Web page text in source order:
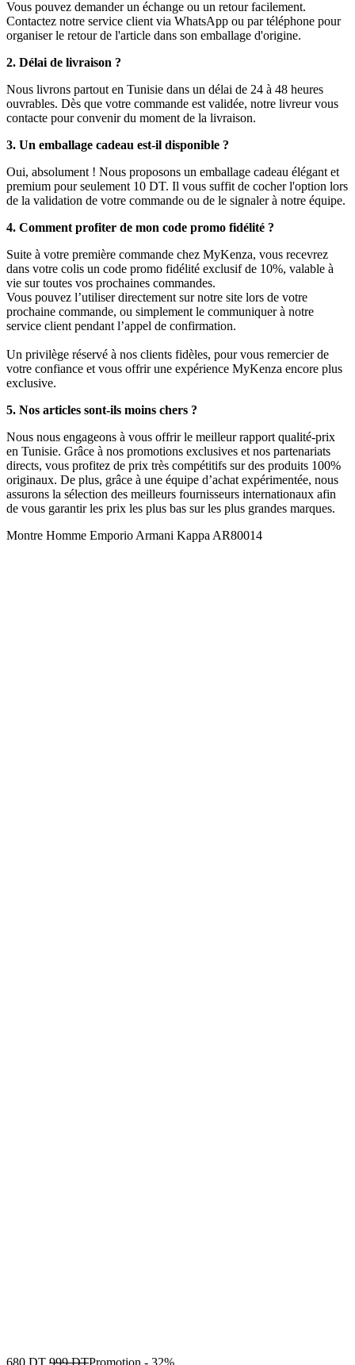
Vous pouvez demander un échange ou un retour facilement.
Contactez notre service client via WhatsApp ou par téléphone pour
organiser le retour de l'article dans son emballage d'origine.
2. Délai de livraison ?
Nous livrons partout en Tunisie dans un délai de 24 à 48 heures
ouvrables. Dès que votre commande est validée, notre livreur vous
contacte pour convenir du moment de la livraison.
3. Un emballage cadeau est-il disponible ?
Oui, absolument ! Nous proposons un emballage cadeau élégant et
premium pour seulement 10 DT. Il vous suffit de cocher l'option lors
de la validation de votre commande ou de le signaler à notre équipe.
4. Comment profiter de mon code promo fidélité ?
Suite à votre première commande chez MyKenza, vous recevrez
dans votre colis un code promo fidélité exclusif de 10%, valable à
vie sur toutes vos prochaines commandes.
Vous pouvez l’utiliser directement sur notre site lors de votre
prochaine commande, ou simplement le communiquer à notre
service client pendant l’appel de confirmation.
Un privilège réservé à nos clients fidèles, pour vous remercier de
votre confiance et vous offrir une expérience MyKenza encore plus
exclusive.
5. Nos articles sont-ils moins chers ?
Nous nous engageons à vous offrir le meilleur rapport qualité-prix
en Tunisie. Grâce à nos promotions exclusives et nos partenariats
directs, vous profitez de prix très compétitifs sur des produits 100%
originaux. De plus, grâce à une équipe d’achat expérimentée, nous
assurons la sélection des meilleurs fournisseurs internationaux afin
de vous garantir les prix les plus bas sur les plus grandes marques.
Montre Homme Emporio Armani Kappa AR80014
680 DT 999DTPromotion - 32%